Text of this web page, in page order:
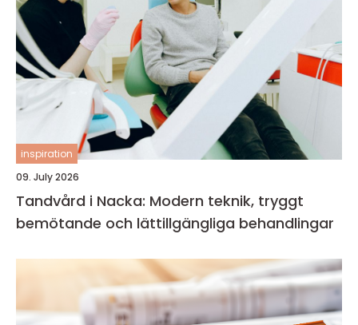
inspiration
09. July 2026
Tandvård i Nacka: Modern teknik, tryggt
bemötande och lättillgängliga behandlingar